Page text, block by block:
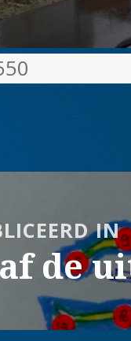
IN
de